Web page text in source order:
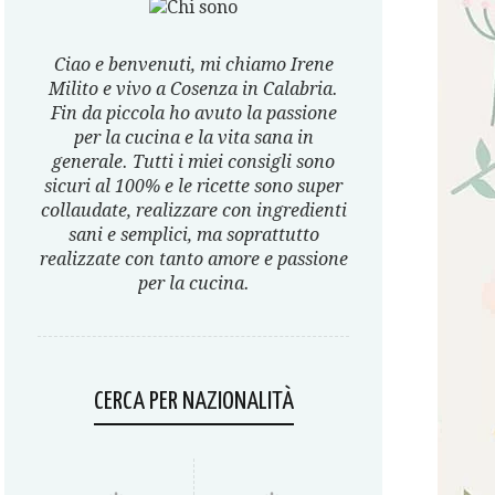
Ciao e benvenuti, mi chiamo Irene
Milito e vivo a Cosenza in Calabria.
Fin da piccola ho avuto la passione
per la cucina e la vita sana in
generale. Tutti i miei consigli sono
sicuri al 100% e le ricette sono super
collaudate, realizzare con ingredienti
sani e semplici, ma soprattutto
realizzate con tanto amore e passione
per la cucina.
CERCA PER NAZIONALITÀ